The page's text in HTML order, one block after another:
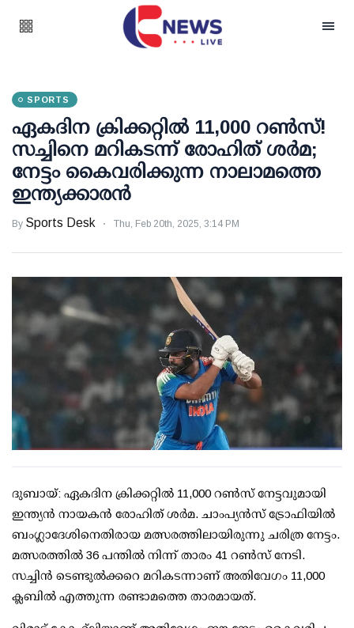
SPORTS
ഏകദിന ക്രിക്കറ്റില്‍ 11,000 റണ്‍സ്!
സച്ചിനെ മറികടന്ന് രോഹിത് ശര്‍മ;
നേട്ടം കൈവരിക്കുന്ന നാലാമത്തെ
ഇന്ത്യക്കാരന്‍
By Sports Desk Thu, Feb 20th, 2025, 3:14 PM
ദുബായ്: ഏകദിന ക്രിക്കറ്റില്‍ 11,000 റണ്‍സ് നേട്ടവുമായി
ഇന്ത്യന്‍ നായകന്‍ രോഹിത് ശര്‍മ. ചാംപ്യന്‍സ് ട്രോഫിയില്‍
ബംഗ്ലാദേശിനെതിരായ മത്സരത്തിലായിരുന്നു ചരിത്ര നേട്ടം.
മത്സരത്തില്‍ 36 പന്തില്‍ നിന്ന് താരം 41 റണ്‍സ് നേടി.
സച്ചിന്‍ ടെണ്ടുല്‍ക്കറെ മറികടന്നാണ് അതിവേഗം 11,000
ക്ലബില്‍ എത്തുന്ന രണ്ടാമത്തെ താരമായത്.